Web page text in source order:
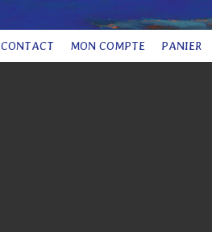
CONTACT MON COMPTE PANIER